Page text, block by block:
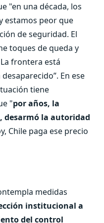
"en una década, los
estamos peor que
de seguridad. El
toques de queda y
frontera está
En ese
tiene
"por años, la
desarmó la autoridad
Chile paga ese precio
medidas
institucional a
del control